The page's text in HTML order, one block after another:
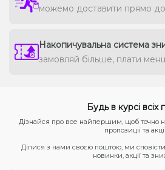
можемо доставити прямо
Накопичувальна система
замовляй більше, плати
Будь в курсі всіх
Дізнайся про все найпершим, щоб точно
пропозиції та
Ділися з нами своєю поштою, ми
новинки, акції та